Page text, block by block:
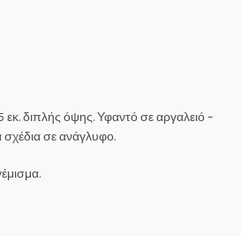
εκ. διπλής όψης. Υφαντό σε αργαλειό –
σχέδια σε ανάγλυφο.